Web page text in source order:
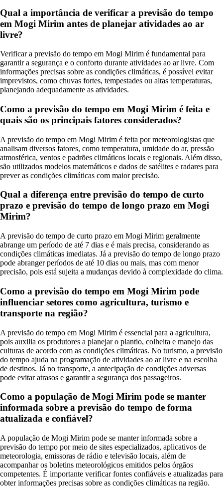
Qual a importância de verificar a previsão do tempo
em Mogi Mirim antes de planejar atividades ao ar
livre?
Verificar a previsão do tempo em Mogi Mirim é fundamental para
garantir a segurança e o conforto durante atividades ao ar livre. Com
informações precisas sobre as condições climáticas, é possível evitar
imprevistos, como chuvas fortes, tempestades ou altas temperaturas,
planejando adequadamente as atividades.
Como a previsão do tempo em Mogi Mirim é feita e
quais são os principais fatores considerados?
A previsão do tempo em Mogi Mirim é feita por meteorologistas que
analisam diversos fatores, como temperatura, umidade do ar, pressão
atmosférica, ventos e padrões climáticos locais e regionais. Além disso,
são utilizados modelos matemáticos e dados de satélites e radares para
prever as condições climáticas com maior precisão.
Qual a diferença entre previsão do tempo de curto
prazo e previsão do tempo de longo prazo em Mogi
Mirim?
A previsão do tempo de curto prazo em Mogi Mirim geralmente
abrange um período de até 7 dias e é mais precisa, considerando as
condições climáticas imediatas. Já a previsão do tempo de longo prazo
pode abranger períodos de até 10 dias ou mais, mas com menor
precisão, pois está sujeita a mudanças devido à complexidade do clima.
Como a previsão do tempo em Mogi Mirim pode
influenciar setores como agricultura, turismo e
transporte na região?
A previsão do tempo em Mogi Mirim é essencial para a agricultura,
pois auxilia os produtores a planejar o plantio, colheita e manejo das
culturas de acordo com as condições climáticas. No turismo, a previsão
do tempo ajuda na programação de atividades ao ar livre e na escolha
de destinos. Já no transporte, a antecipação de condições adversas
pode evitar atrasos e garantir a segurança dos passageiros.
Como a população de Mogi Mirim pode se manter
informada sobre a previsão do tempo de forma
atualizada e confiável?
A população de Mogi Mirim pode se manter informada sobre a
previsão do tempo por meio de sites especializados, aplicativos de
meteorologia, emissoras de rádio e televisão locais, além de
acompanhar os boletins meteorológicos emitidos pelos órgãos
competentes. É importante verificar fontes confiáveis e atualizadas para
obter informações precisas sobre as condições climáticas na região.